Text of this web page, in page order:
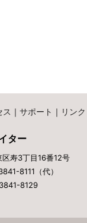
ス ｜ サポート ｜ リンク
ター
区寿3丁目16番12号
8111（代）
8129